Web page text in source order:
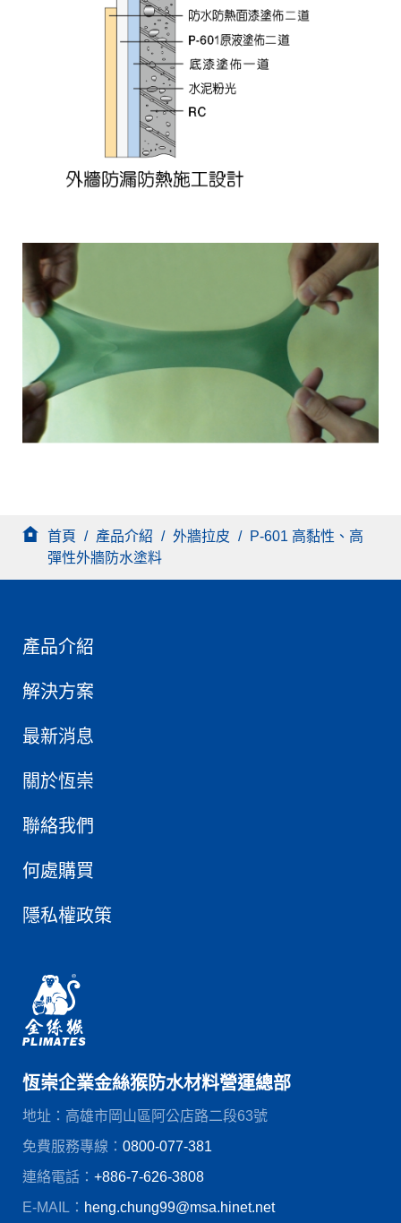
首頁 / 產品介紹 / 外牆拉皮 /
P-601 高黏性、高
彈性外牆防水塗料
產品介紹
解決方案
最新消息
關於恆崇
聯絡我們
何處購買
隱私權政策
恆崇企業金絲猴防水材料營運總部
地址：高雄市岡山區阿公店路二段63號
免費服務專線： 0800-077-381
連絡電話： +886-7-626-3808
E-MAIL： heng.chung99@msa.hinet.net